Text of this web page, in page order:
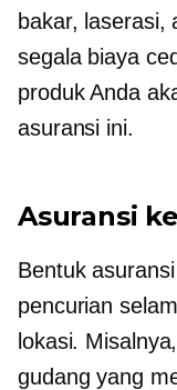
bakar, laserasi,
segala biaya
produk Anda
asuransi ini.
Asuransi
Bentuk
pencurian
lokasi.
gudang yang